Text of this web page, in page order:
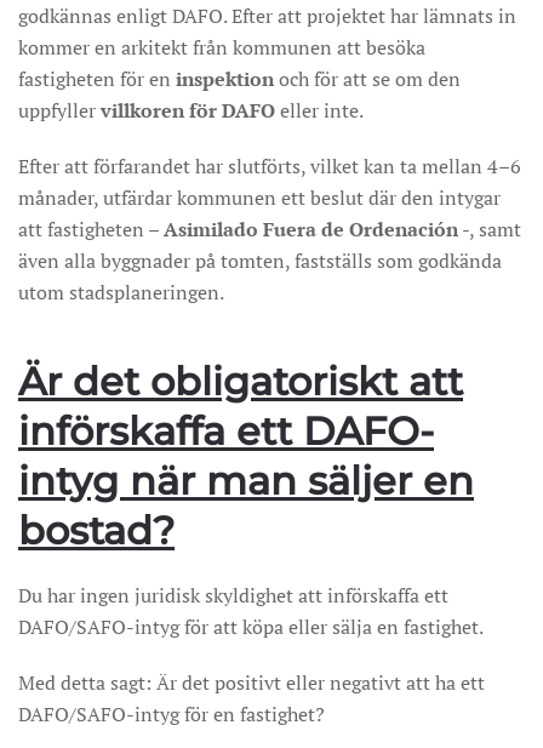
godkännas enligt DAFO. Efter att projektet har lämnats in
kommer en arkitekt från kommunen att besöka
fastigheten för en inspektionoch för att se om den
uppfyllervillkoren för DAFOeller inte.
Efter att förfarandet har slutförts, vilket kan ta mellan 4–6
månader, utfärdar kommunen ett beslut där den intygar
att fastigheten –Asimilado Fuera de Ordenación-, samt
även alla byggnader på tomten, fastställs som godkända
utom stadsplaneringen.
Är det obligatoriskt att
införskaffa ett DAFO-
intyg när man säljeren
bostad?
Du har ingen juridisk skyldighet att införskaffa ett
DAFO/SAFO-intyg för att köpa eller sälja en fastighet.
Med detta sagt: Är det positivt eller negativt att ha ett
DAFO/SAFO-intyg för en fastighet?